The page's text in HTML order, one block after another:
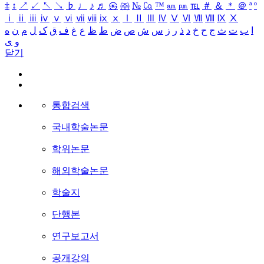
‡ ↕ ↗ ↙ ↖ ↘ ♭ ♩ ♪ ♬ ㉿ ㈜ № ㏇ ™ ㏂ ㏘ ℡ ＃ ＆ ＊ ＠ ª º
ⅰ
ⅱ ⅲ ⅳ ⅴ ⅵ ⅶ ⅷ ⅸ ⅹ Ⅳ Ⅴ Ⅵ Ⅶ Ⅷ Ⅸ Ⅹ
ب ت ث ج ح خ د ذ ر ز س ش ص ض ط ظ ع غ ف ق ک ل م ن ه
و ی
닫기
통합검색
국내학술논문
학위논문
해외학술논문
학술지
단행본
연구보고서
공개강의